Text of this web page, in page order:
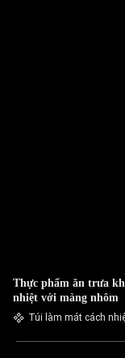
Thực phẩm ăn trưa
nhiệt với màng nhôm
Túi làm mát cách